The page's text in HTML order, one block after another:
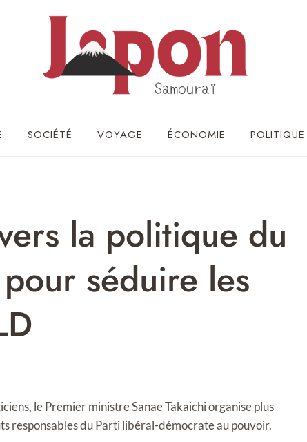
SOCIÉTÉ VOYAGE ÉCONOMIE POLITIQUE
la politique du
séduire les
le Premier ministre Sanae Takaichi organise plus
responsables du Parti libéral-démocrate au pouvoir.